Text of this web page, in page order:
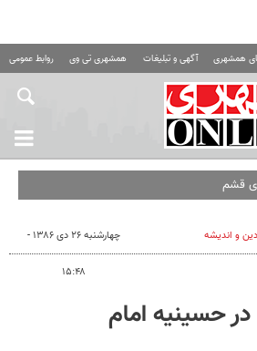
همشهری آگهی و تبلیغات همشهری تی وی روابط عمومی
قشم
دین و اندیشه چهارشنبه ۲۶ دی ۱۳۸۶ -
۱۵:۴۸
حسینیه امام